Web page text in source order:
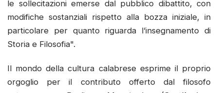
le sollecitazioni emerse dal pubblico dibattito, con
modifiche sostanziali rispetto alla bozza iniziale, in
particolare per quanto riguarda l’insegnamento di
Storia e Filosofia".
Il mondo della cultura calabrese esprime il proprio
orgoglio per il contributo offerto dal filosofo